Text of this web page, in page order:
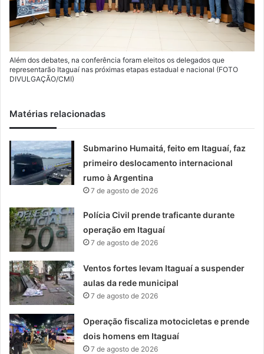
Além dos debates, na conferência foram eleitos os delegados que
representarão Itaguaí nas próximas etapas estadual e nacional (FOTO
DIVULGAÇÃO/CMI)
Matérias relacionadas
Submarino Humaitá, feito em Itaguaí, faz
primeiro deslocamento internacional
rumo à Argentina
7 de agosto de 2026
Polícia Civil prende traficante durante
operação em Itaguaí
7 de agosto de 2026
Ventos fortes levam Itaguaí a suspender
aulas da rede municipal
7 de agosto de 2026
Operação fiscaliza motocicletas e prende
dois homens em Itaguaí
7 de agosto de 2026